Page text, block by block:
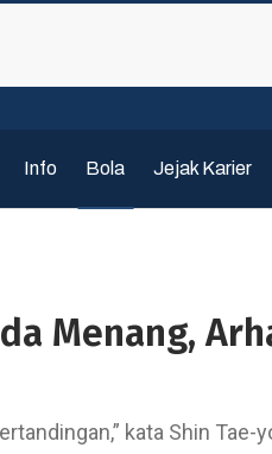
Info Bola Jejak Karier
Menang,
kata Shin Tae-